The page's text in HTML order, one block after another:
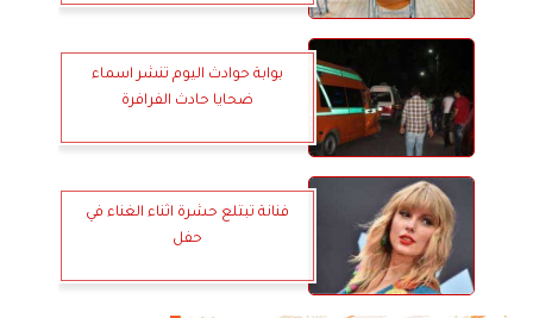
بوابة حوادث اليوم تنشر اسماء
ضحايا حادث الفرافرة
فنانة تبتلع حشرة اثناء الغناء في
حفل